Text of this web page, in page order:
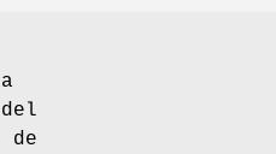
de